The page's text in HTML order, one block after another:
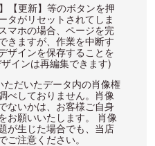
【更新】等のボタンを押
タがリセットされてしま
マホの場合、ページを完
きますが、作業を中断す
ザインを保存することを
インは再編集できます)
だいたデータ内の肖像権
べしておりません。肖像
ないかは、お客様ご自身
お願いいたします。 肖像
が生じた場合でも、当店
ご注意ください。